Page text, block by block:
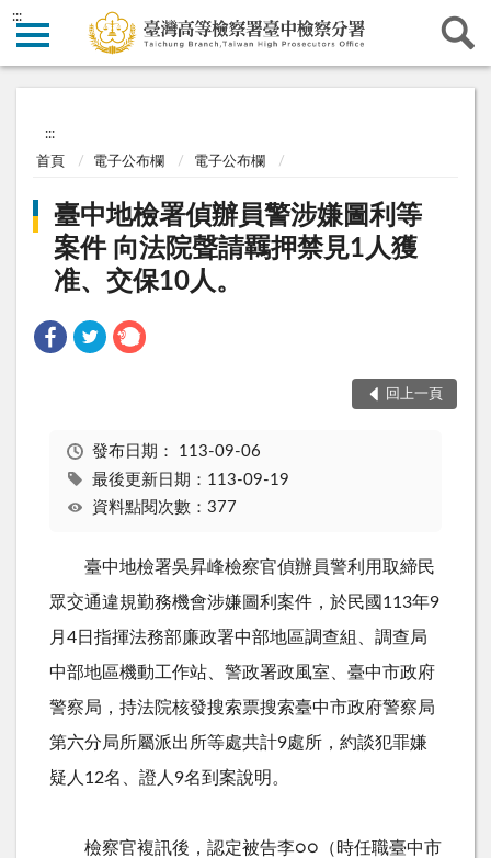
:::
:::
首頁 電子公布欄 電子公布欄
臺中地檢署偵辦員警涉嫌圖利等
案件 向法院聲請羈押禁見1人獲
准、交保10人。
回上一頁
發布日期： 113-09-06
最後更新日期：113-09-19
資料點閱次數：377
臺中地檢署吳昇峰檢察官偵辦員警利用取締民
眾交通違規勤務機會涉嫌圖利案件，於民國 113年9
月 4日指揮法務部廉政署中部地區調查組、調查局
中部地區機動工作站、警政署政風室、臺中市政府
警察局，持法院核發搜索票搜索臺中市政府警察局
第六分局所屬派出所等處共計9處所，約談犯罪嫌
疑人 12名、證人 9名到案說明。
檢察官複訊後，認定被告李○○（時任職臺中市